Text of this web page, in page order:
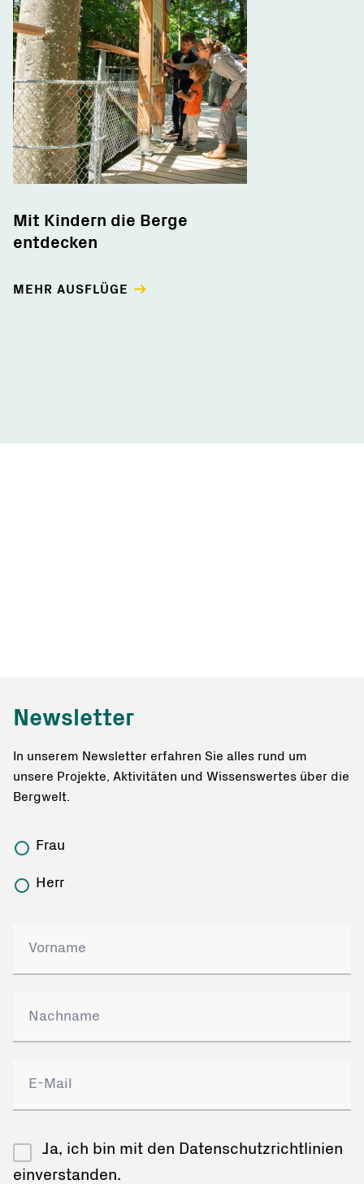
Mit Kindern die Berge
entdecken
MEHR AUSFLÜGE
Newsletter
In unserem Newsletter erfahren Sie alles rund um
unsere Projekte, Aktivitäten und Wissenswertes über die
Bergwelt.
Frau
Herr
Ja, ich bin mit den Datenschutzrichtlinien
einverstanden.